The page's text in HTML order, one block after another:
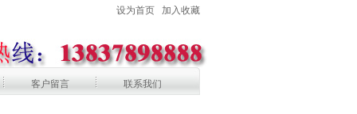
设为首页 加入收藏
客户留言 联系我们